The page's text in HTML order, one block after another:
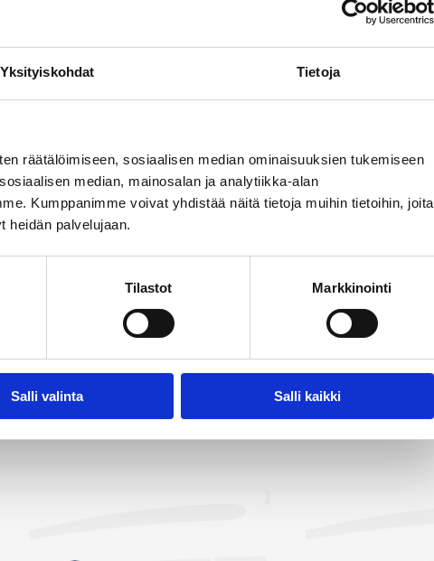
Yksityiskohdat Tietoja
räätälöimiseen, sosiaalisen median ominaisuuksien tukemiseen
median, mainosalan ja analytiikka-alan
Kumppanimme voivat yhdistää näitä tietoja muihin tietoihin, joita
heidän palvelujaan.
Tilastot Markkinointi
Salli valinta Salli kaikki
. Rakettipaketit tarjoavat useita raketteja, joissa on
upean värien ja muotojen kirjon. Jokainen raketti
muodollaan, ja olemme valinneet paketteihin kaikkein
Rakettipakettien lisäksi valikoimassamme on myös
alueelta on Rakettitukku sinun valintasi!